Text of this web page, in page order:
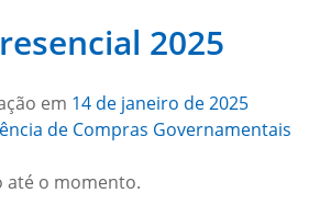
2025
em 14 de janeiro de 2025
de Compras Governamentais
até o momento.